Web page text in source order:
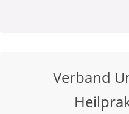
Verband